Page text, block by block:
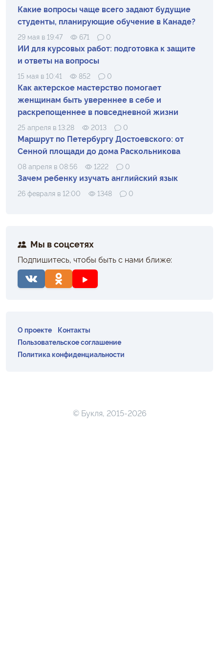
Какие вопросы чаще всего задают будущие
студенты, планирующие обучение в Канаде?
29 мая в 19:47 671 0
ИИ для курсовых работ: подготовка к защите
и ответы на вопросы
15 мая в 10:41 852 0
Как актерское мастерство помогает
женщинам быть увереннее в себе и
раскрепощеннее в повседневной жизни
25 апреля в 13:28 2013 0
Маршрут по Петербургу Достоевского: от
Сенной площади до дома Раскольникова
08 апреля в 08:56 1222 0
Зачем ребенку изучать английский язык
26 февраля в 12:00 1348 0
Мы в соцсетях
Подпишитесь, чтобы быть с нами ближе:
О проекте
Контакты
Пользовательское соглашение
Политика конфиденциальности
© Букля, 2015-2026